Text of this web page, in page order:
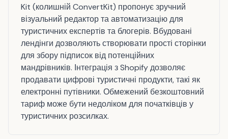
Kit (колишній ConvertKit) пропонує зручний
візуальний редактор та автоматизацію для
туристичних експертів та блогерів. Вбудовані
лендінги дозволяють створювати прості сторінки
для збору підписок від потенційних
мандрівників. Інтеграція з Shopify дозволяє
продавати цифрові туристичні продукти, такі як
електронні путівники. Обмежений безкоштовний
тариф може бути недоліком для початківців у
туристичних розсилках.